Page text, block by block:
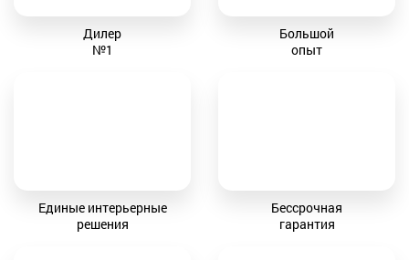
Дилер
№1
Большой
опыт
Единые интерьерные
решения
Бессрочная
гарантия